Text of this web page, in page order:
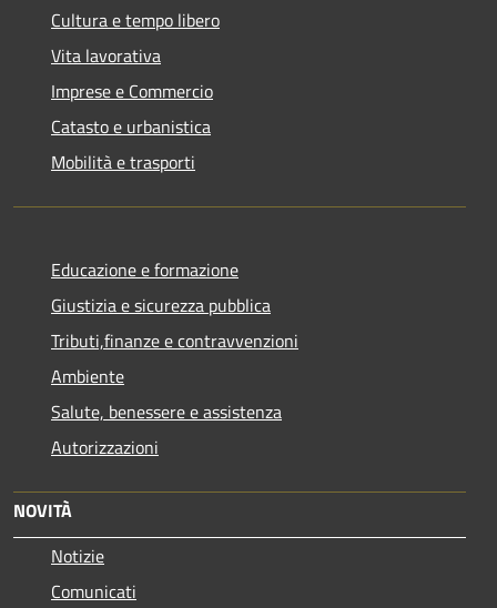
Cultura e tempo libero
Vita lavorativa
Imprese e Commercio
Catasto e urbanistica
Mobilità e trasporti
Educazione e formazione
Giustizia e sicurezza pubblica
Tributi,finanze e contravvenzioni
Ambiente
Salute, benessere e assistenza
Autorizzazioni
NOVITÀ
Notizie
Comunicati